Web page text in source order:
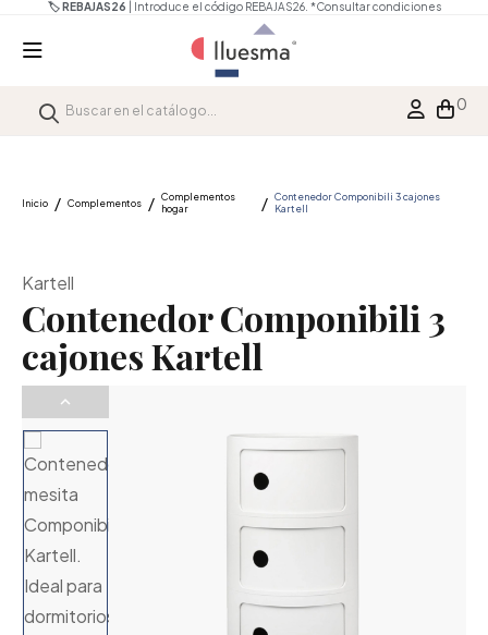
🏷️ REBAJAS26 | Introduce el código REBAJAS26. *Consultar condiciones
0
Inicio Complementos
Complementos
hogar
Contenedor Componibili 3 cajones
Kartell
Kartell
Contenedor Componibili 3
cajones Kartell